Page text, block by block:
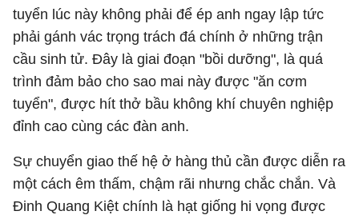
tuyển lúc này không phải để ép anh ngay lập tức
phải gánh vác trọng trách đá chính ở những trận
cầu sinh tử. Đây là giai đoạn "bồi dưỡng", là quá
trình đảm bảo cho sao mai này được "ăn cơm
tuyển", được hít thở bầu không khí chuyên nghiệp
đỉnh cao cùng các đàn anh.
Sự chuyển giao thế hệ ở hàng thủ cần được diễn ra
một cách êm thấm, chậm rãi nhưng chắc chắn. Và
Đinh Quang Kiệt chính là hạt giống hi vọng được